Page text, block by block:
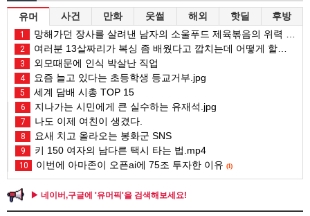
유머 사건 만화 웃썰 해외 핫딜 후방
1 망해가던 장사를 살려낸 남자의 소울푸드 제육볶음의 위력 ㅋㅋ
2 여러분 13살짜리가 복싱 좀 배웠다고 깝치는데 어떻게 할까요?
3 외모때문에 인식 박살난 직업
4 요즘 늘고 있다는 초등학생 등교거부.jpg
5 세계 담배 시총 TOP 15
6 지나가는 시민에게 큰 실수하는 유재석.jpg
7 나도 이제 여친이 생겼다.
8 요새 치고 올라오는 봉화군 SNS
9 키 150 여자의 남다른 택시 타는 법.mp4
10 이번에 아마존이 오픈ai에 75조 투자한 이유 (1)
▶ 네이버,구글에 '유머픽'을 검색해보세요!